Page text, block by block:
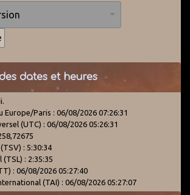
dates et heures
Europe/Paris : 06/08/2026 07:26:31
(UTC) : 06/08/2026 05:26:31
: 5:30:34
: 2:35:35
: 06/08/2026 05:27:40
(TAI) : 06/08/2026 05:27:07